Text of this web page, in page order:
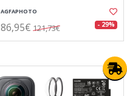
AGFAPHOTO
86,95€ 121,73€ - 29%